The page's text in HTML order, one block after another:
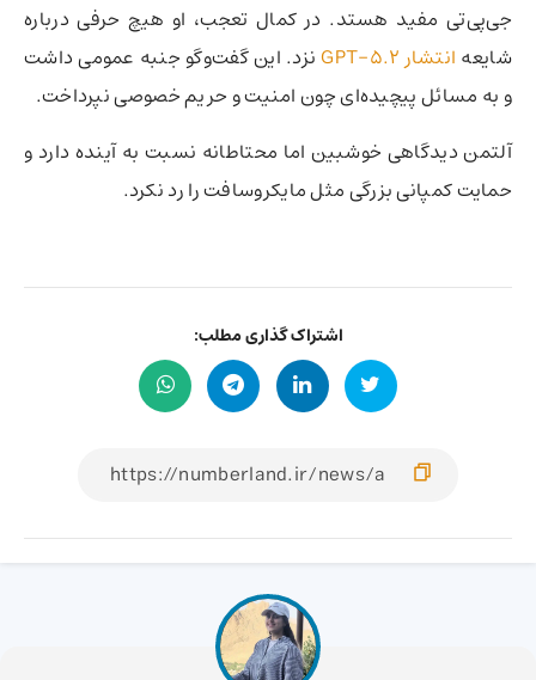
جی‌پی‌تی مفید هستد. در کمال تعجب، او هیچ حرفی درباره
شایعه انتشار GPT-5.2
نزد. این گفت‌وگو جنبه عمومی داشت
و به مسائل پیچیده‌ای چون امنیت و حریم خصوصی نپرداخت.
آلتمن دیدگاهی خوشبین اما محتاطانه نسبت به آینده دارد و
حمایت کمپانی بزرگی مثل مایکروسافت را رد نکرد.
اشتراک گذاری مطلب: